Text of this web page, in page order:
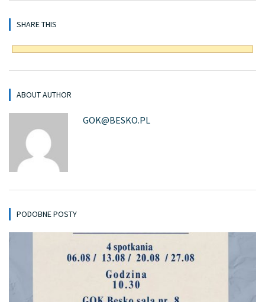
SHARE THIS
ABOUT AUTHOR
GOK@BESKO.PL
PODOBNE POSTY